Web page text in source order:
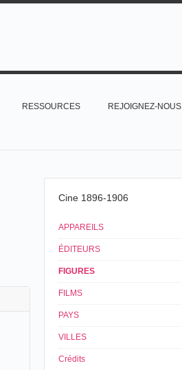
RESSOURCES REJOIGNEZ-NOUS
Cine 1896-1906
APPAREILS
ÉDITEURS
FIGURES
FILMS
PAYS
VILLES
Crédits